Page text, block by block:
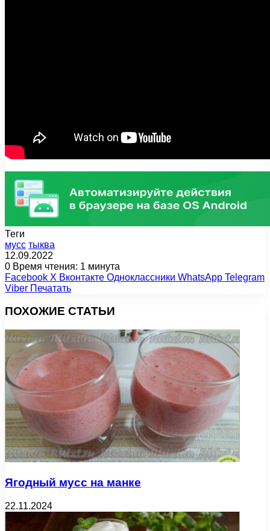
Теги
мусс тыква
12.09.2022
0 Время чтения: 1 минута
Facebook X Вконтакте Одноклассники WhatsApp Telegram
Viber Печатать
ПОХОЖИЕ СТАТЬИ
Ягодный мусс на манке
22.11.2024